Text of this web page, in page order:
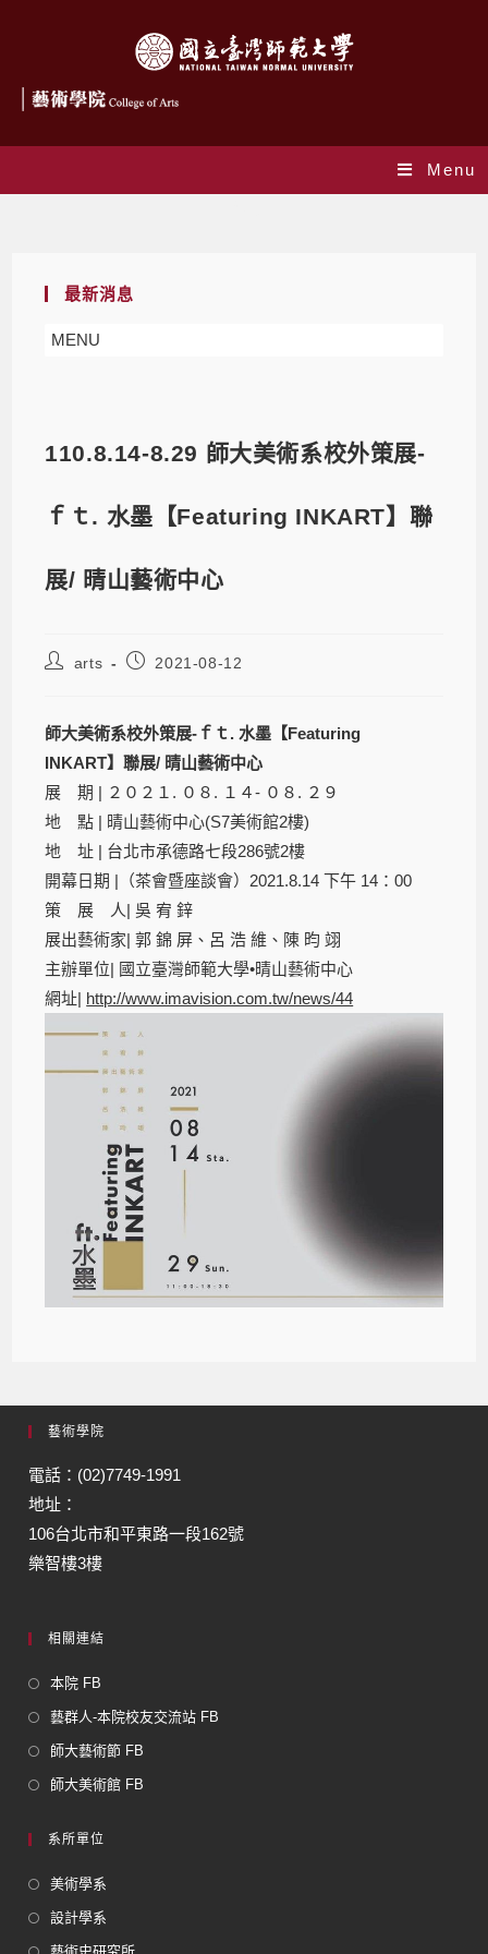
Menu
最新消息
MENU
110.8.14-8.29 師大美術系校外策展-
ｆｔ. 水墨【Featuring INKART】聯
展/ 晴山藝術中心
arts 2021-08-12
師大美術系校外策展-ｆｔ. 水墨【Featuring
INKART】聯展/ 晴山藝術中心
展 期 | ２０２１. ０８. １４- ０８. ２９
地 點 | 晴山藝術中心(S7美術館2樓)
地 址 | 台北市承德路七段286號2樓
開幕日期 |（茶會暨座談會）2021.8.14 下午 14：00
策 展 人| 吳 宥 鋅
展出藝術家| 郭 錦 屏、呂 浩 維、陳 昀 翊
主辦單位| 國立臺灣師範大學•晴山藝術中心
網址| http://www.imavision.com.tw/news/44
藝術學院
電話：(02)7749-1991
地址：
106台北市和平東路一段162號
樂智樓3樓
相關連結
本院 FB
藝群人-本院校友交流站 FB
師大藝術節 FB
師大美術館 FB
系所單位
美術學系
設計學系